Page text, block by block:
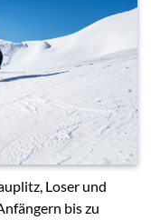
Loser und
bis zu